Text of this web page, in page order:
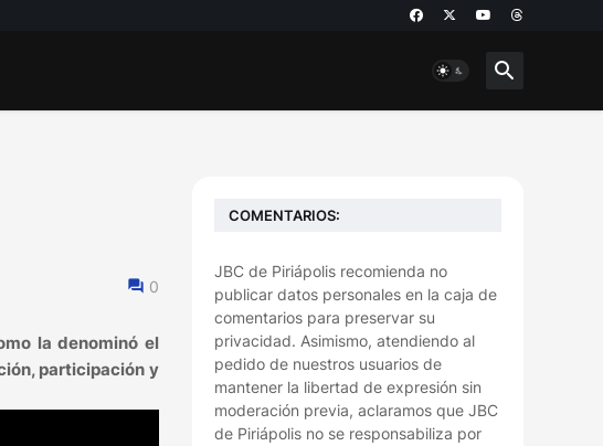
0
la denominó el
participación y
COMENTARIOS:
JBC de Piriápolis recomienda no
publicar datos personales en la caja de
comentarios para preservar su
privacidad. Asimismo, atendiendo al
pedido de nuestros usuarios de
mantener la libertad de expresión sin
moderación previa, aclaramos que JBC
de Piriápolis no se responsabiliza por